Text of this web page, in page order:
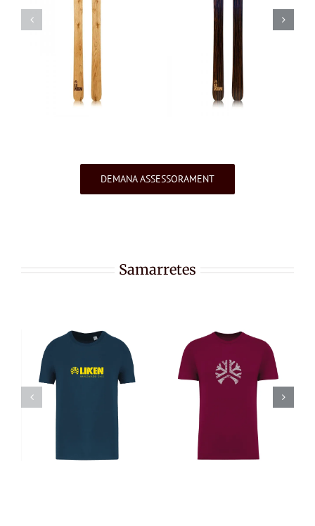
DEMANA ASSESSORAMENT
Samarretes